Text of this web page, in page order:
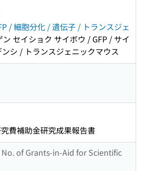
/ 細胞分化 / 遺伝子 / トランスジェ
ン セイショク サイボウ / GFP / サイ
シ / トランスジェニックマウス
費補助金研究成果報告書
of Grants-in-Aid for Scientific